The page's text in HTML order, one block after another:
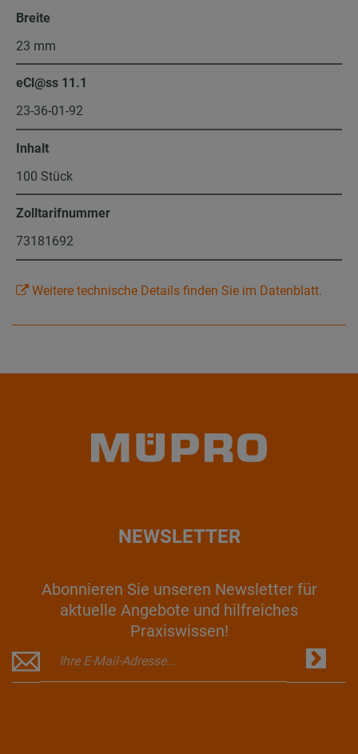
Breite
23 mm
eCl@ss 11.1
23-36-01-92
Inhalt
100 Stück
Zolltarifnummer
73181692
Weitere technische Details finden Sie im Datenblatt.
NEWSLETTER
Abonnieren Sie unseren Newsletter für
aktuelle Angebote und hilfreiches
Praxiswissen!